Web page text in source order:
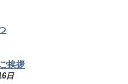
挨拶
日